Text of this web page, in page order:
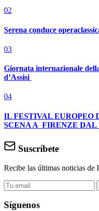
02
Serena conduce
03
Giornata internazionale
d’Assisi
04
IL FESTIVAL EUROPEO
SCENA A FIRENZE DAL
Suscríbete
Recibe las últimas noticias de
Síguenos